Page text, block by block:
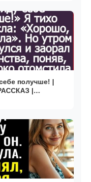
получше! |
|